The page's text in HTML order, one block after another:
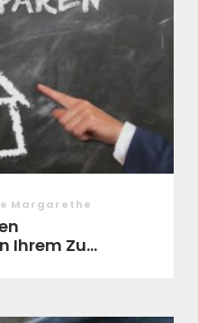
Margarethe
Ihrem Zu...